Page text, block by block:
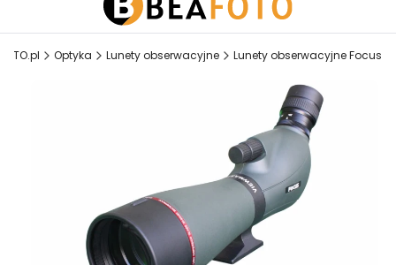
Optyka Lunety obserwacyjne Lunety obserwacyjne Focus